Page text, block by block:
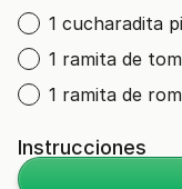
1 cucharadita
1 ramita de
1 ramita de
Instrucciones